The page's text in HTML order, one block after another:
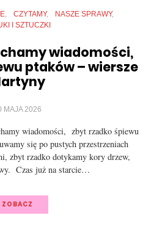
CZYTAMY
NASZE SPRAWY
I SZTUCZKI
wiadomości,
ptaków – wiersze
MAJA 2026
wiadomości, zbyt rzadko śpiewu
się po pustych przestrzeniach
zbyt rzadko dotykamy kory drzew,
Czas już na starcie…
ZOBACZ